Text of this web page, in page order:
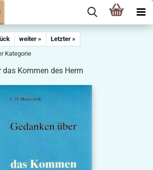
weiter »
Letzter »
Kategorie
das Kommen des Herrn